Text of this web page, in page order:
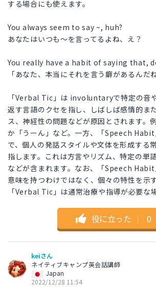
する場合にも使えます。
You always seem to say ~, huh?
あなたはいつも～を言ってるよね、え？
You really have a habit of saying that,
「あなた、本当にそれを言う癖があるんだね
「Verbal Tic」は involuntaryで特定の音
返す言語のクセを指し、しばしば感情的ま
ス、神経性の問題などが原因とされます。
か「うーん」など。一方、「Speech
で、個人の発話スタイルや文体を形成する
指します。これは方言やリズム、特定の単
などが含まれます。なお、「Speech Habit
意味を持つわけではなく、個々の特性を示
「Verbal Tic」は通常治療や指導が必要な
役に立った ｜ 0
keiさん
ネイティブキャンプ英会話講師
Japan
2022/12/28 11:54